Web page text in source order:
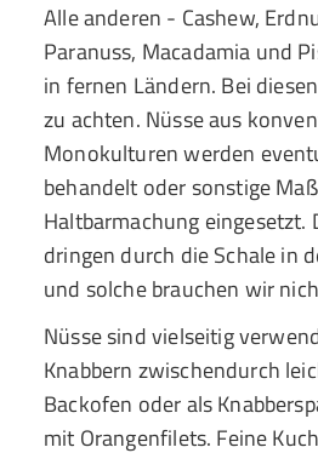
Alle anderen - Cashew,
Paranuss, Macadamia und
in fernen Ländern. Bei
zu achten. Nüsse aus
Monokulturen werden
behandelt oder sonstige
Haltbarmachung eingesetzt.
dringen durch die Schale in
und solche brauchen wir
Nüsse sind vielseitig
Knabbern zwischendurch
Backofen oder als
mit Orangenfilets. Feine